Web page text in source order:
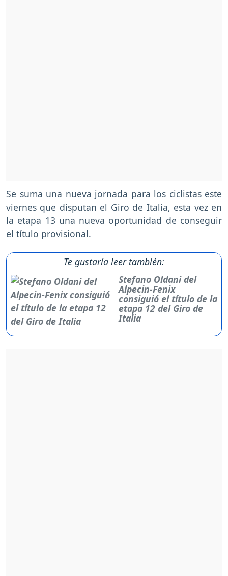
Se suma una nueva jornada para los ciclistas este
viernes que disputan el Giro de Italia, esta vez en
la etapa 13 una nueva oportunidad de conseguir
el título provisional.
Te gustaría leer también:
Stefano Oldani del
Alpecin-Fenix
consiguió el título de la
etapa 12 del Giro de
Italia